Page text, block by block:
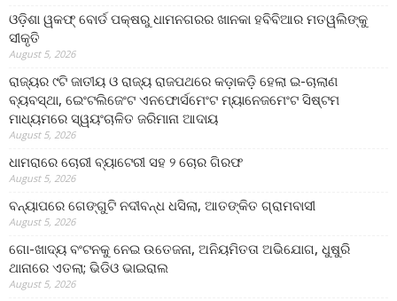
ଓଡ଼ିଶା ୱକଫ୍ ବୋର୍ଡ ପକ୍ଷରୁ ଧାମନଗରର ଖାନକା ହବିବିଆର ମତୱଲିଙ୍କୁ
ସୀକୃତି
August 5, 2026
ରାଜ୍ୟର ୯ଟି ଜାତୀୟ ଓ ରାଜ୍ୟ ରାଜପଥରେ କଡ଼ାକଡ଼ି ହେଲା ଇ-ଚାଲାଣ
ବ୍ୟବସ୍ଥା, ଇେଂଟଲିଜେଂଟ ଏନଫୋର୍ସମେଂଟ ମ୍ୟାନେଜମେଂଟ ସିଷ୍ଟମ
ମାଧ୍ୟମରେ ସ୍ୱୟଂଚାଳିତ ଜରିମାନା ଆଦାୟ
August 5, 2026
ଧାମରାରେ ଚୋରୀ ବ୍ୟାଟେରୀ ସହ ୨ ଚୋର ଗିରଫ
August 5, 2026
ବନ୍ୟାପରେ ଗେଙ୍ଗୁଟି ନଦୀବନ୍ଧ ଧସିଲା, ଆତଙ୍କିତ ଗ୍ରାମବାସୀ
August 5, 2026
ଗୋ-ଖାଦ୍ୟ ବଂଟନକୁ ନେଇ ଉତେଜନା, ଅନିୟମିତତା ଅଭିଯୋଗ, ଧୁଷୁରି
ଥାନାରେ ଏତଲା; ଭିଡିଓ ଭାଇରାଲ
August 5, 2026